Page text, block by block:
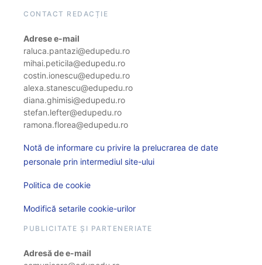
CONTACT REDACȚIE
Adrese e-mail
raluca.pantazi@edupedu.ro
mihai.peticila@edupedu.ro
costin.ionescu@edupedu.ro
alexa.stanescu@edupedu.ro
diana.ghimisi@edupedu.ro
stefan.lefter@edupedu.ro
ramona.florea@edupedu.ro
Notă de informare cu privire la prelucrarea de date
personale prin intermediul site-ului
Politica de cookie
Modifică setarile cookie-urilor
PUBLICITATE ȘI PARTENERIATE
Adresă de e-mail